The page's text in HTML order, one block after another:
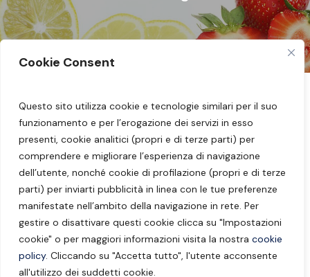
Cookie Consent
Questo sito utilizza cookie e tecnologie similari per il suo
funzionamento e per l’erogazione dei servizi in esso
presenti, cookie analitici (propri e di terze parti) per
comprendere e migliorare l’esperienza di navigazione
dell’utente, nonché cookie di profilazione (propri e di terze
parti) per inviarti pubblicità in linea con le tue preferenze
manifestate nell’ambito della navigazione in rete. Per
gestire o disattivare questi cookie clicca su "Impostazioni
cookie" o per maggiori informazioni visita la nostra cookie
policy. Cliccando su "Accetta tutto", l'utente acconsente
all'utilizzo dei suddetti cookie.
Seguimi sui miei social: Facebook–Instagram
–YouTube
Dott.ssa Barbara Borzaga – Nutrizionista
Merano – Laives –info@barbaraborzaga.it
P.IVA: 02827380219 – Impressum– Privacy
Policy – Cookie Policy – Impostazioni Cookie